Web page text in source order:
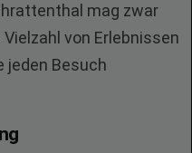
mag zwar
von Erlebnissen
jeden Besuch